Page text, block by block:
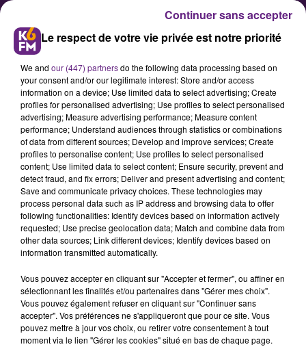
Marsannay : quels sont les 12
climats qui passeront en
premier cru ?
Isabelle Collotte, viticultrice à
Marsannay-la-Côte, nous a
annoncé la bonne nouvelle : 12
sont assurés de passer en premier
cru dans les prochaines années. On
vous en parle plus en détails.
Le respect de votre vie privée est notre priorité
We and our (447) partnersdo the following data processing based on
your consent and/or our legitimate interest: Store and/or access
information on a device; Use limited data to select advertising; Create
profiles for personalised advertising; Use profiles to select personalised
advertising; Measure advertising performance; Measure content
performance; Understand audiences through statistics or combinations
of data from different sources; Develop and improve services; Create
profiles to personalise content; Use profiles to select personalised
content; Use limited data to select content; Ensure security, prevent and
detect fraud, and fix errors; Deliver and present advertising and content;
Save and communicate privacy choices. These technologies may
process personal data such as IP address and browsing data to offer
following functionalities: Identify devices based on information actively
requested; Use precise geolocation data; Match and combine data from
other data sources; Link different devices; Identify devices based on
information transmitted automatically.
Vous pouvez accepter en cliquant sur "Accepter et fermer", ou affiner en
sélectionnant les finalités et/ou partenaires dans "Gérer mes choix".
Vous pouvez également refuser en cliquant sur "Continuer sans
accepter". Vos préférences ne s'appliqueront que pour ce site. Vous
pouvez mettre à jour vos choix, ou retirer votre consentement à tout
moment via le lien "Gérer les cookies" situé en bas de chaque page.
Continuer sans accepter